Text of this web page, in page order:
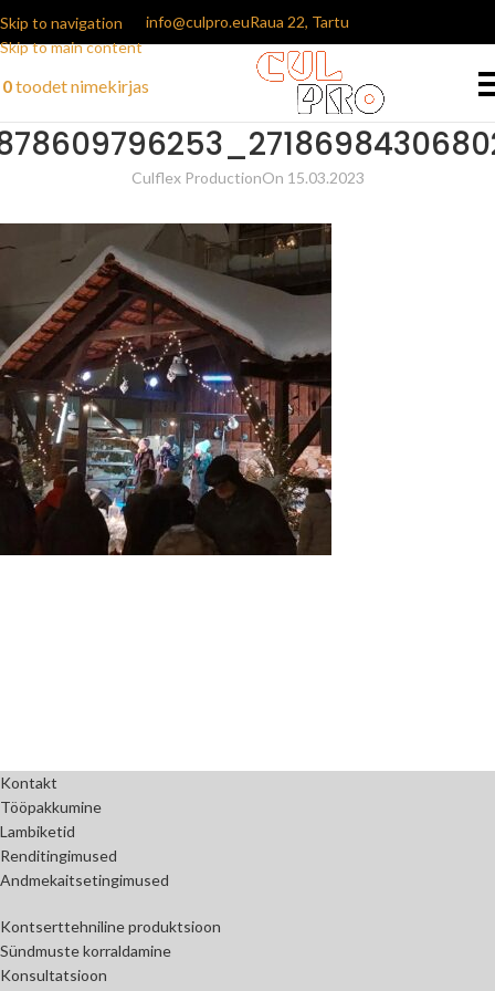
Skip to navigation
Skip to main content
info@culpro.euRaua 22, Tartu
0toodetnimekirjas
Culflex ProductionOn 15.03.2023
Kontakt
Tööpakkumine
Lambiketid
Renditingimused
Andmekaitsetingimused
Kontserttehniline produktsioon
Sündmuste korraldamine
Konsultatsioon